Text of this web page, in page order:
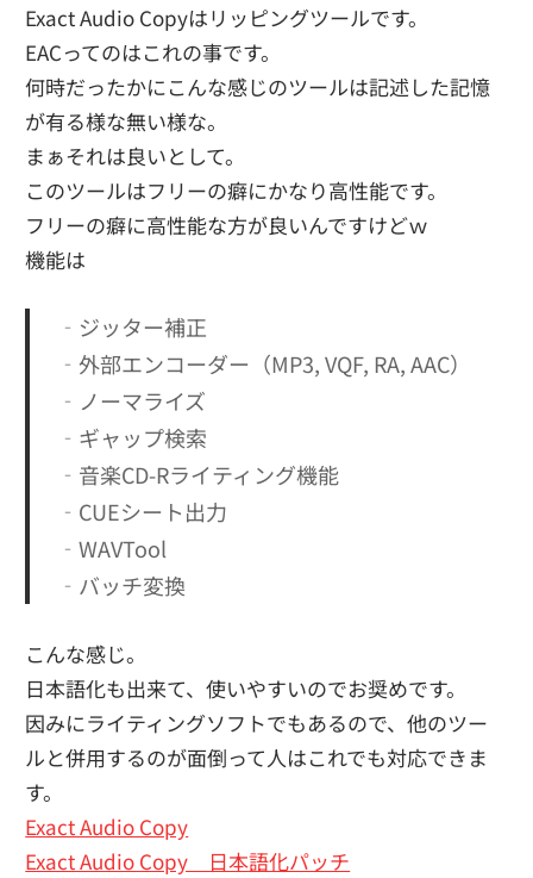
Exact Audio Copyはリッピングツールです。
EACってのはこれの事です。
何時だったかにこんな感じのツールは記述した記憶
が有る様な無い様な。
まぁそれは良いとして。
このツールはフリーの癖にかなり高性能です。
フリーの癖に高性能な方が良いんですけどｗ
機能は
‐ジッター補正
‐外部エンコーダー（MP3, VQF, RA, AAC）
‐ノーマライズ
‐ギャップ検索
‐音楽CD-Rライティング機能
‐CUEシート出力
‐WAVTool
‐バッチ変換
こんな感じ。
日本語化も出来て、使いやすいのでお奨めです。
因みにライティングソフトでもあるので、他のツー
ルと併用するのが面倒って人はこれでも対応できま
す。
Exact Audio Copy
Exact Audio Copy 日本語化パッチ